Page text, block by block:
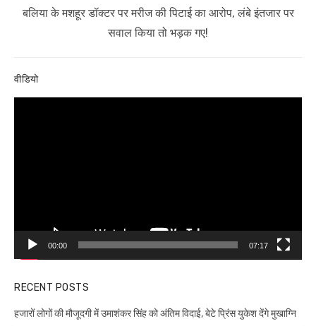
Next
बलिया के मशहूर डॉक्टर पर मरीज की पिटाई का आरोप, लंबे इंतजार पर
सवाल किया तो भड़क गए!
वीडियो
00:00 07:17
RECENT POSTS
हजारों लोगों की मौजूदगी में उमाशंकर सिंह को अंतिम विदाई, बेटे प्रिंस युकेश देंगे मुखाग्नि